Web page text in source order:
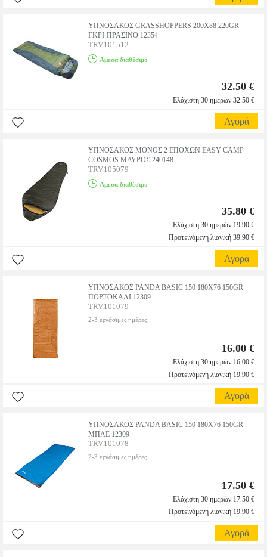
ΥΠΝΟΣΑΚΟΣ GRASSHOPPERS 200X88 220GR
ΓΚΡΙ-ΠΡΑΣΙΝΟ 12354
TRV.101512
Αμεσα διαθέσιμο
32.50 €
Ελάχιστη 30 ημερών 32.50 €
Αγορά
ΥΠΝΟΣΑΚΟΣ ΜΟΝΟΣ 2 ΕΠΟΧΩΝ EASY CAMP
COSMOS ΜΑΥΡΟΣ 240148
TRV.105079
Αμεσα διαθέσιμο
35.80 €
Ελάχιστη 30 ημερών 19.90 €
Προτεινόμενη λιανική 39.90 €
Αγορά
ΥΠΝΟΣΑΚΟΣ PANDA BASIC 150 180X76 150GR
ΠΟΡΤΟΚΑΛΙ 12309
TRV.101079
2-3 εργάσιμες ημέρες
16.00 €
Ελάχιστη 30 ημερών 16.00 €
Προτεινόμενη λιανική 19.90 €
Αγορά
ΥΠΝΟΣΑΚΟΣ PANDA BASIC 150 180X76 150GR
ΜΠΛΕ 12309
TRV.101078
2-3 εργάσιμες ημέρες
17.50 €
Ελάχιστη 30 ημερών 17.50 €
Προτεινόμενη λιανική 19.90 €
Αγορά